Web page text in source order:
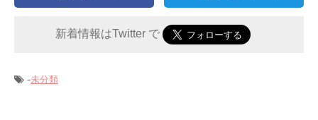
新着情報はTwitter で
-未分類